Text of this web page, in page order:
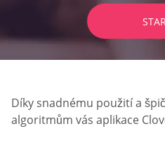
Díky snadnému použití a
algoritmům vás aplikace